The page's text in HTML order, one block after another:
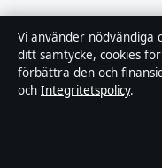
Integritetspolicy
Kändisar & integritet
Vi använder nödvändiga
ditt samtycke, cookies
förbättra den och
och Integritetspolicy.